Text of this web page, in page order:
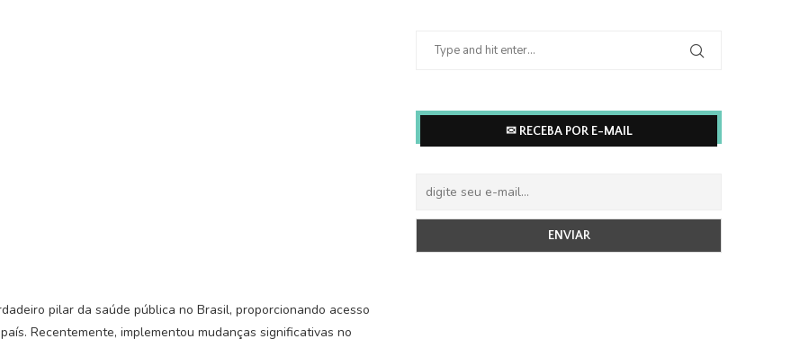
pilar da saúde pública no Brasil, proporcionando acesso
Recentemente, implementou mudanças significativas no
✉ RECEBA POR E-MAIL